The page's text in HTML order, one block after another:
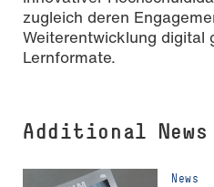
zugleich deren
Weiterentwicklung digital
Lernformate.
Additional News
News